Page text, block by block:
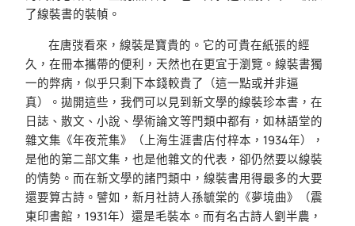
了線裝書的裝幀。
在唐弢看來，線裝是寶貴的。它的可貴在紙張的經
久，在冊本攜帶的便利，天然也在更宜于瀏覽。線裝書獨
一的弊病，似乎只剩下本錢較貴了（這一點或并非逼
真）。拋開這些，我們可以見到新文學的線裝珍本書，在
日誌、散文、小說、學術論文等門類中都有，如林語堂的
雜文集《年夜荒集》（上海生涯書店付梓本，1934年），
是他的第二部文集，也是他雜文的代表，卻仍然要以線裝
的情勢。而在新文學的諸門類中，線裝書用得最多的大要
還要算古詩。譬如，新月社詩人孫毓棠的《夢境曲》（震
東印書館，1931年）還是毛裝本。而有名古詩人劉半農，